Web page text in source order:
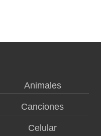
Animales
Canciones
Celular